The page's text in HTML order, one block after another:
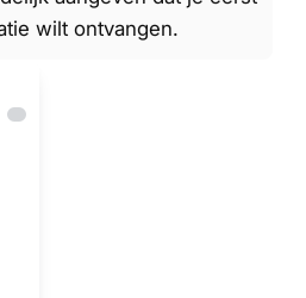
wilt ontvangen.